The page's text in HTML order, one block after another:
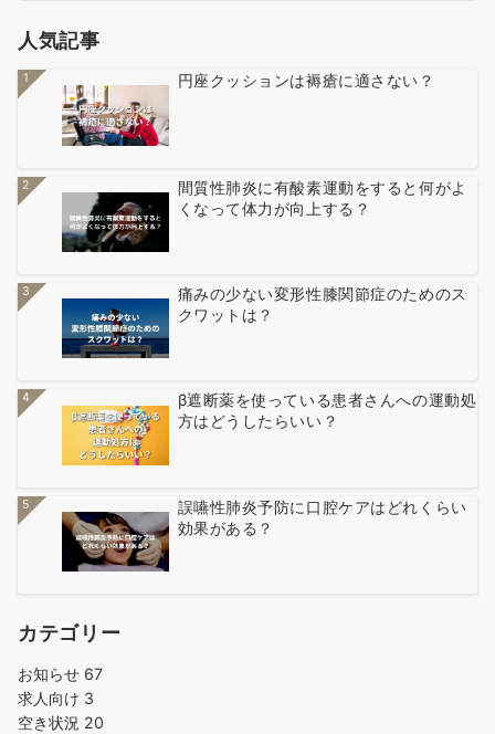
人気記事
1 円座クッションは褥瘡に適さない？
2
間質性肺炎に有酸素運動をすると何がよ
くなって体力が向上する？
3
痛みの少ない変形性膝関節症のためのス
クワットは？
4
β遮断薬を使っている患者さんへの運動処
方はどうしたらいい？
5
誤嚥性肺炎予防に口腔ケアはどれくらい
効果がある？
カテゴリー
お知らせ 67
求人向け 3
空き状況 20